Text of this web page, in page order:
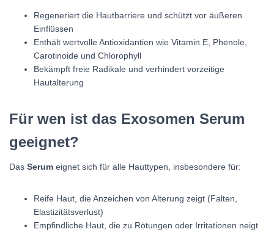
Regeneriert die Hautbarriere und schützt vor äußeren
Einflüssen
Enthält wertvolle Antioxidantien wie Vitamin E, Phenole,
Carotinoide und Chlorophyll
Bekämpft freie Radikale und verhindert vorzeitige
Hautalterung
Für wen ist das Exosomen Serum
geeignet?
Das Serum eignet sich für alle Hauttypen, insbesondere für:
Reife Haut, die Anzeichen von Alterung zeigt (Falten,
Elastizitätsverlust)
Empfindliche Haut, die zu Rötungen oder Irritationen neigt